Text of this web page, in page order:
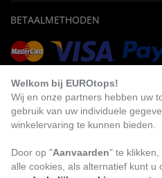
BETAALMETHODEN
BEZOEK ONS
Welkom bij EUROtops!
Wij en onze partners hebben uw
gebruik van uw individuele
winkelervaring te kunnen bieden.
Door op "Aanvaarden" te
alle cookies, als alternatief kunt u